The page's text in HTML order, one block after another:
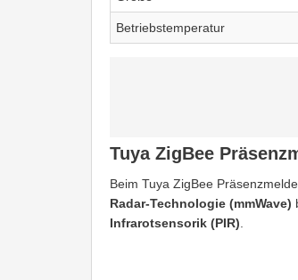
Betriebstemperatur
Tuya ZigBee
Beim Tuya ZigBee
Radar-Technologie (mmWave)
Infrarotsensorik (PIR)